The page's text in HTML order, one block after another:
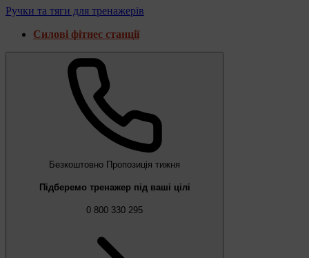
Ручки та тяги для тренажерів
Силові фітнес станції
Безкоштовно Пропозиція тижня
Підберемо тренажер під ваші цілі
0 800 330 295